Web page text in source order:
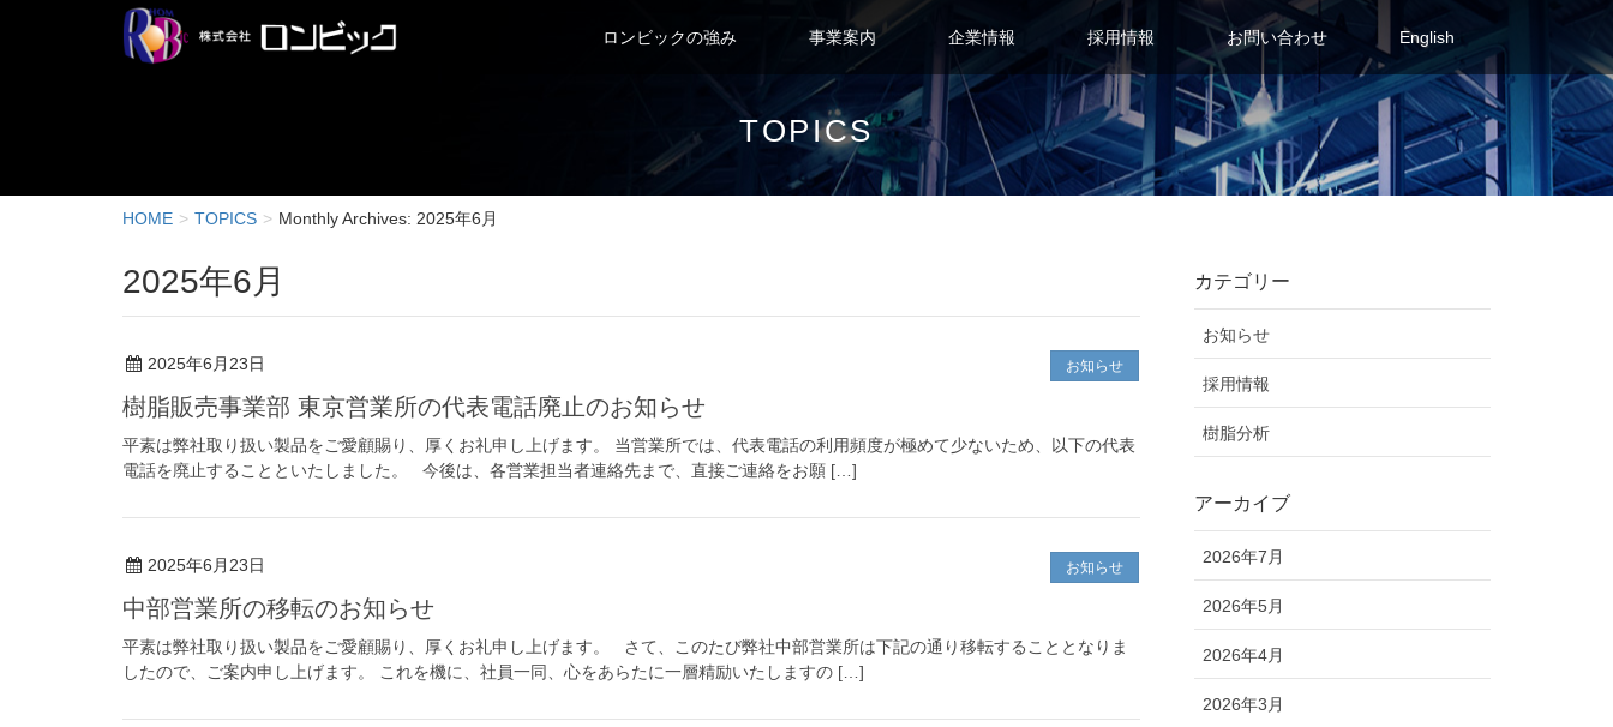
ロンビックの強み 事業案内 企業情報 採用情報 お問い合わせ English
TOPICS
HOME TOPICS Monthly Archives: 2025年6月
2025年6月
2025年6月23日 お知らせ
樹脂販売事業部 東京営業所の代表電話廃止のお知らせ
平素は弊社取り扱い製品をご愛顧賜り、厚くお礼申し上げます。 当営業所では、代表電話の利用頻度が極めて少ないため、以下の代表
電話を廃止することといたしました。 今後は、各営業担当者連絡先まで、直接ご連絡をお願 […]
2025年6月23日 お知らせ
中部営業所の移転のお知らせ
平素は弊社取り扱い製品をご愛顧賜り、厚くお礼申し上げます。 さて、このたび弊社中部営業所は下記の通り移転することとなりま
したので、ご案内申し上げます。 これを機に、社員一同、心をあらたに一層精励いたしますの […]
カテゴリー
お知らせ
採用情報
樹脂分析
アーカイブ
2026年7月
2026年5月
2026年4月
2026年3月